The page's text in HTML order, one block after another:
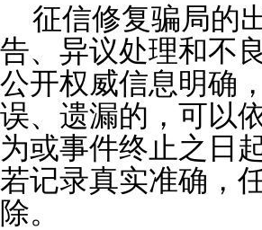
征信修复骗局的
告、异议处理和不
公开权威信息明确
误、遗漏的，可以
为或事件终止之日
若记录真实准确，
除。